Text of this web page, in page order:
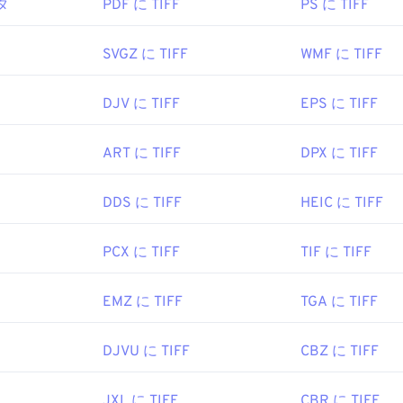
作する一般的なプログラムはGNU Image Manipulation
くことができる他のプログラムには
、Microsoft Paint 、
2009/03/operating-system-interface-
です。無料の独立したプログラムとしては、XnView MP
GNU Image Manipulation Program ( )、Adobe
(現 Adob​​e Inc.)
PDF に TIFF PS に TIFF
SVGZ に TIFF WMF に TIFF
DJV に TIFF EPS に TIFF
ART に TIFF DPX に TIFF
DDS に TIFF HEIC に TIFF
PCX に TIFF TIF に TIFF
EMZ に TIFF TGA に TIFF
DJVU に TIFF CBZ に TIFF